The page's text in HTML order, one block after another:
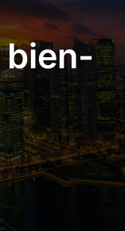
bien-